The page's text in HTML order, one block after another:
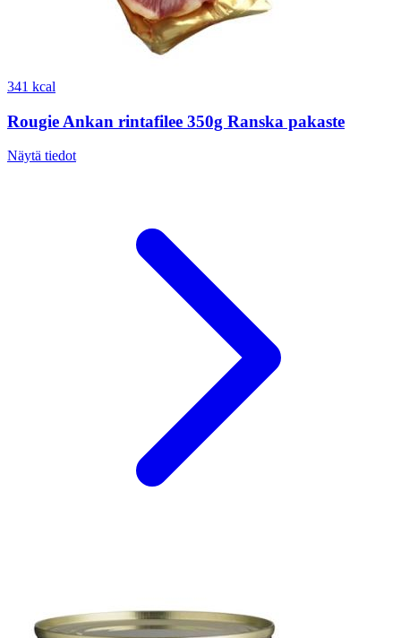
341 kcal
Rougie Ankan rintafilee 350g Ranska pakaste
Näytä tiedot